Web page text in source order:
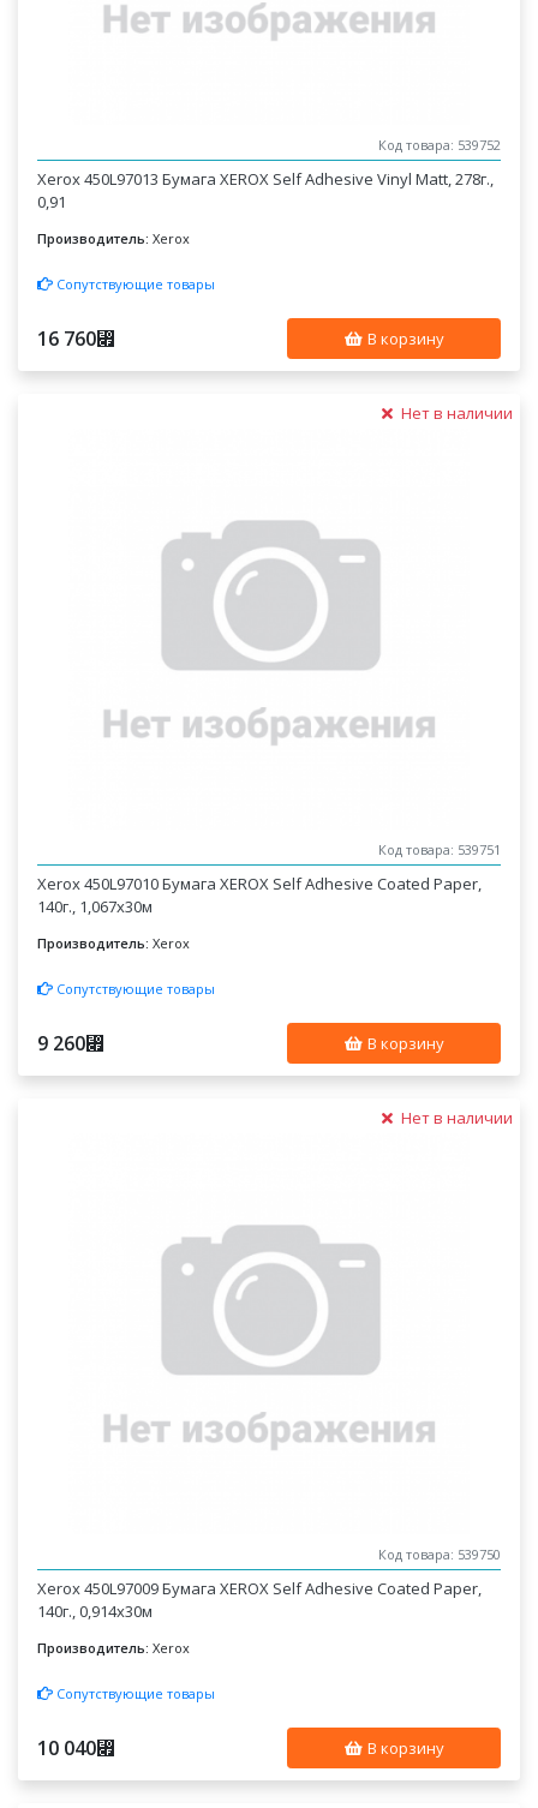
Код товара: 539752
Xerox 450L97013 Бумага XEROX Self Adhesive Vinyl Matt, 278г.,
0,91
Производитель: Xerox
Сопутствующие товары
16 760⃏ В корзину
Нет в наличии
Код товара: 539751
Xerox 450L97010 Бумага XEROX Self Adhesive Coated Paper,
140г., 1,067x30м
Производитель: Xerox
Сопутствующие товары
9 260⃏ В корзину
Нет в наличии
Код товара: 539750
Xerox 450L97009 Бумага XEROX Self Adhesive Coated Paper,
140г., 0,914x30м
Производитель: Xerox
Сопутствующие товары
10 040⃏ В корзину